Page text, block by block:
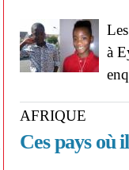
à
AFRIQUE
Ces pays où